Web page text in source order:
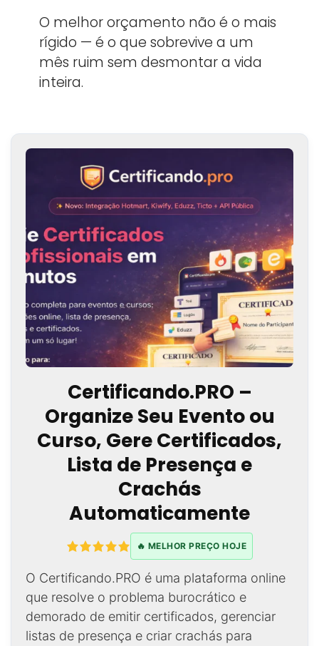
O melhor orçamento não é o mais
rígido — é o que sobrevive a um
mês ruim sem desmontar a vida
inteira.
Certificando.PRO –
Organize Seu Evento ou
Curso, Gere Certificados,
Lista de Presença e
Crachás
Automaticamente
🔥 MELHOR PREÇO HOJE
O Certificando.PRO é uma plataforma online
que resolve o problema burocrático e
demorado de emitir certificados, gerenciar
listas de presença e criar crachás para